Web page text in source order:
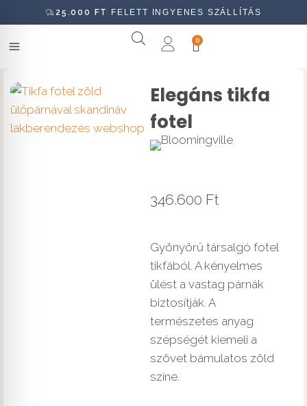
25.000 FT FELETT INGYENES SZÁLLÍTÁS
0
Elegáns tikfa
fotel
346.600 Ft
Gyönyörű társalgó fotel
tikfából. A kényelmes
ülést a vastag párnák
biztosítják. A
természetes anyag
szépségét kiemeli a
szövet bámulatos zöld
színe.